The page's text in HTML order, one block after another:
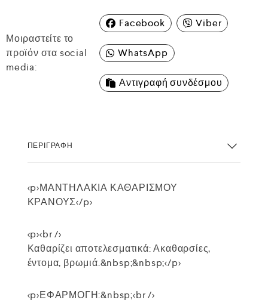
Μοιραστείτε το
προϊόν στα social
media:
Facebook Viber
WhatsApp
Αντιγραφή συνδέσμου
ΠΕΡΙΓΡΑΦΉ
<p>ΜΑΝΤΗΛΑΚΙΑ ΚΑΘΑΡΙΣΜΟΥ
ΚΡΑΝΟΥΣ</p>
<p><br />
Καθαρίζει αποτελεσματικά: Ακαθαρσίες,
έντομα, βρωμιά.&nbsp;&nbsp;</p>
<p>ΕΦΑΡΜΟΓΗ:&nbsp;<br />